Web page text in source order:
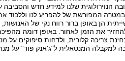
הנוירולוגית שלנו למידע חדש
המפורשת של להפריע לנו וללכוד
הן באופן ברור רווח נקי של האנושות,
את הזמן לאחור. באופן דומה
צריכה קלורית, ולדחות סיפוקים על
למקבלה המנטאלית ל"ג'אנק פוד" על